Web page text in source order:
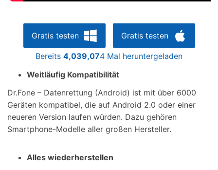
Gratis testen Gratis testen
Bereits 4,039,074 Mal heruntergeladen
Weitläufig Kompatibilität
Dr.Fone – Datenrettung (Android) ist mit über 6000
Geräten kompatibel, die auf Android 2.0 oder einer
neueren Version laufen würden. Dazu gehören
Smartphone-Modelle aller großen Hersteller.
Alles wiederherstellen